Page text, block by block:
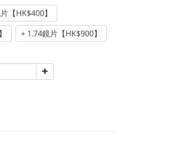
【HK$400】
+ 1.74鏡片【HK$900】